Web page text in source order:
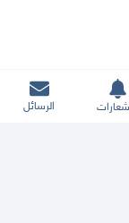
الرسائل